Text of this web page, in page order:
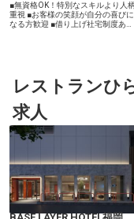
■無資格OK！特別なスキルより人
重視 ■お客様の笑顔が自分の喜びに
なる方歓迎 ■借り上げ社宅制度あ
伝いをするサービススタッフを募集
しています。パーティの会場設営か
お客様の様々なご要望にお応えす
る、まさに「おもてなしの心」を形
にするお仕事です。キャプテンと
て、スタッフへの指示出しやミーテ
ィングを通じてパーティを成功に導
経験の方も温かいチームの中で一歩
ずつ成長できます。 ーー【あなた
の成長を応援する充実環境】
10:00〜22:00の間でシフト制なの
で、ライフスタイルに合わせた働
方が可能です。新卒の方や第二新
レストランひ
求人